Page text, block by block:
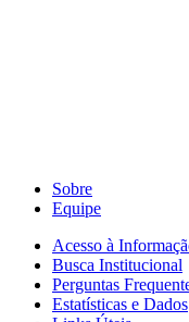
Sobre
Equipe
Acesso à
Busca Institucional
Perguntas
Estatísticas e Dados